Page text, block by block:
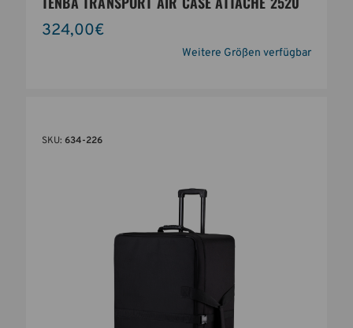
324,00€
Weitere Größen verfügbar
SKU: 634-226